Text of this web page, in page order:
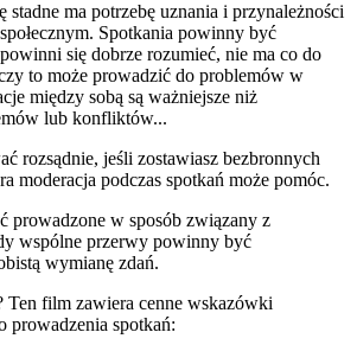
stadne ma potrzebę uznania i przynależności
Spotkania powinny być
się dobrze rozumieć, nie ma co do
to może prowadzić do problemów w
między sobą są ważniejsze niż
lub konfliktów...
rozsądnie, jeśli zostawiasz bezbronnych
moderacja podczas spotkań może pomóc.
prowadzone w sposób związany z
wspólne przerwy powinny być
wymianę zdań.
Ten film zawiera cenne wskazówki
prowadzenia spotkań: